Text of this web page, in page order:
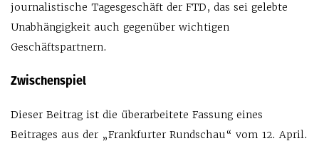
journalistische Tagesgeschäft der FTD, das sei gelebte
Unabhängigkeit auch gegenüber wichtigen
Geschäftspartnern.
Zwischenspiel
Dieser Beitrag ist die überarbeitete Fassung eines
Beitrages aus der „Frankfurter Rundschau“ vom 12. April.